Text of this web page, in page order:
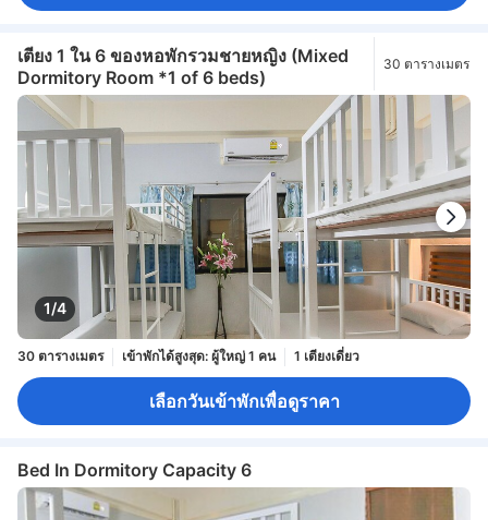
เตียง 1 ใน 6 ของหอพักรวมชายหญิง (Mixed
Dormitory Room *1 of 6 beds)
30 ตารางเมตร
1/4
30 ตารางเมตร เข้าพักได้สูงสุด: ผู้ใหญ่ 1 คน 1 เตียงเดี่ยว
เลือกวันเข้าพักเพื่อดูราคา
Bed In Dormitory Capacity 6